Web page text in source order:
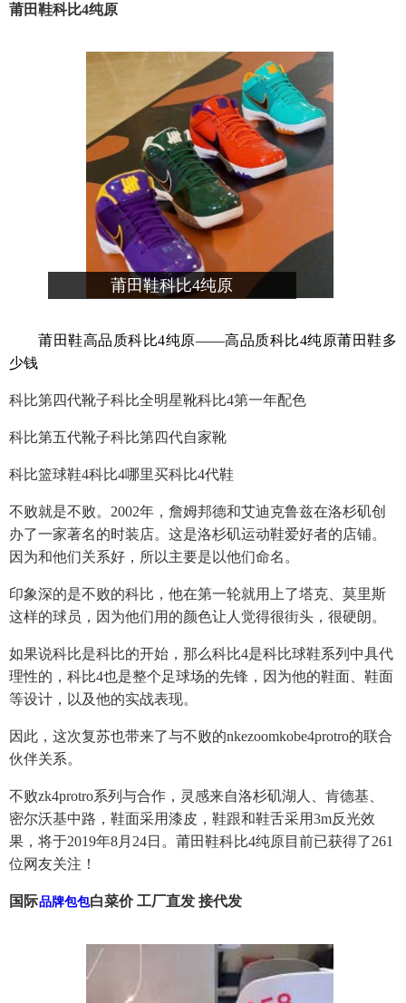
莆田鞋科比4纯原
莆田鞋科比4纯原
莆田鞋高品质科比4纯原——高品质科比4纯原莆田鞋多
少钱
科比第四代靴子科比全明星靴科比4第一年配色
科比第五代靴子科比第四代自家靴
科比篮球鞋4科比4哪里买科比4代鞋
不败就是不败。2002年，詹姆邦德和艾迪克鲁兹在洛杉矶创
办了一家著名的时装店。这是洛杉矶运动鞋爱好者的店铺。
因为和他们关系好，所以主要是以他们命名。
印象深的是不败的科比，他在第一轮就用上了塔克、莫里斯
这样的球员，因为他们用的颜色让人觉得很街头，很硬朗。
如果说科比是科比的开始，那么科比4是科比球鞋系列中具代
理性的，科比4也是整个足球场的先锋，因为他的鞋面、鞋面
等设计，以及他的实战表现。
因此，这次复苏也带来了与不败的nkezoomkobe4protro的联合
伙伴关系。
不败zk4protro系列与合作，灵感来自洛杉矶湖人、肯德基、
密尔沃基中路，鞋面采用漆皮，鞋跟和鞋舌采用3m反光效
果，将于2019年8月24日。莆田鞋科比4纯原目前已获得了261
位网友关注！
国际品牌包包白菜价 工厂直发 接代发